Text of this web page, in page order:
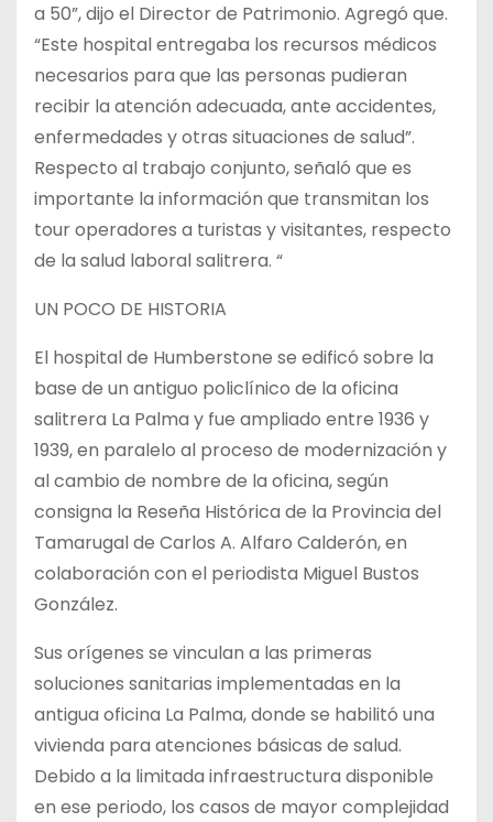
a 50”, dijo el Director de Patrimonio. Agregó que.
“Este hospital entregaba los recursos médicos
necesarios para que las personas pudieran
recibir la atención adecuada, ante accidentes,
enfermedades y otras situaciones de salud”.
Respecto al trabajo conjunto, señaló que es
importante la información que transmitan los
tour operadores a turistas y visitantes, respecto
de la salud laboral salitrera. “
UN POCO DE HISTORIA
El hospital de Humberstone se edificó sobre la
base de un antiguo policlínico de la oficina
salitrera La Palma y fue ampliado entre 1936 y
1939, en paralelo al proceso de modernización y
al cambio de nombre de la oficina, según
consigna la Reseña Histórica de la Provincia del
Tamarugal de Carlos A. Alfaro Calderón, en
colaboración con el periodista Miguel Bustos
González.
Sus orígenes se vinculan a las primeras
soluciones sanitarias implementadas en la
antigua oficina La Palma, donde se habilitó una
vivienda para atenciones básicas de salud.
Debido a la limitada infraestructura disponible
en ese periodo, los casos de mayor complejidad